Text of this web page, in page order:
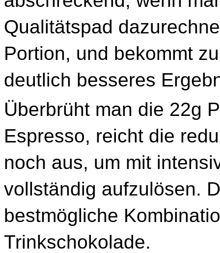
Qualitätspad
Portion, und bekommt
deutlich besseres
Überbrüht man die 22g
Espresso, reicht die
noch aus, um mit
vollständig aufzulösen.
bestmögliche
Trinkschokolade.